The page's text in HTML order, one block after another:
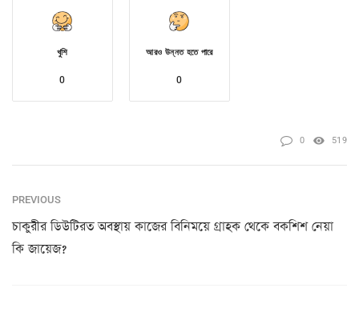
খুশি
0
আরও উন্নত হতে পারে
0
0 519
PREVIOUS
চাকুরীর ডিউটিরত অবস্থায় কাজের বিনিময়ে গ্রাহক থেকে বকশিশ নেয়া
কি জায়েজ?